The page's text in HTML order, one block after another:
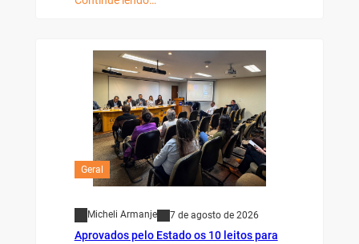
Geral
Micheli Armanje 7 de agosto de 2026
Aprovados pelo Estado os 10 leitos para